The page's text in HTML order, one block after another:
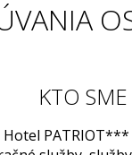
KTO SME